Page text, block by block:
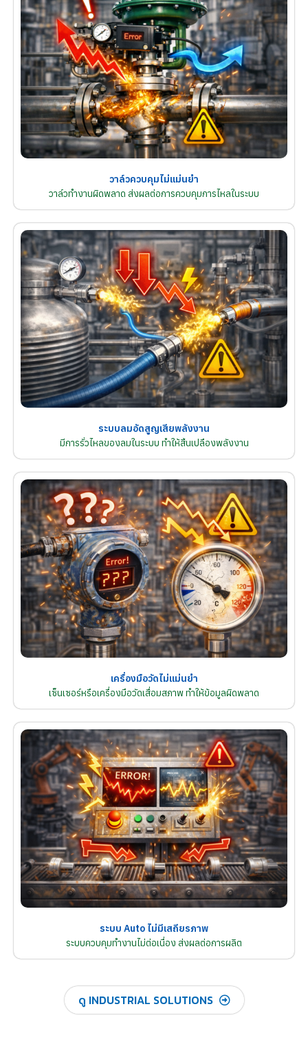
วาล์วควบคุมไม่แม่นยำ
วาล์วทำงานผิดพลาด ส่งผลต่อการควบคุมการไหลในระบบ
ระบบลมอัดสูญเสียพลังงาน
มีการรั่วไหลของลมในระบบ ทำให้สิ้นเปลืองพลังงาน
เครื่องมือวัดไม่แม่นยำ
เซ็นเซอร์หรือเครื่องมือวัดเสื่อมสภาพ ทำให้ข้อมูลผิดพลาด
ระบบ Auto ไม่มีเสถียรภาพ
ระบบควบคุมทำงานไม่ต่อเนื่อง ส่งผลต่อการผลิต
ดู INDUSTRIAL SOLUTIONS